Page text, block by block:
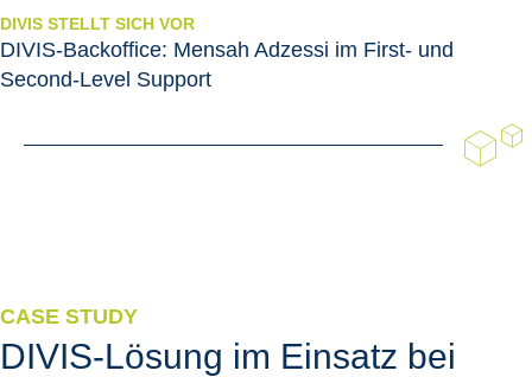
DIVIS STELLT SICH VOR
DIVIS-Backoffice: Mensah Adzessi im First- und
Second-Level Support
CASE STUDY
DIVIS-Lösung im Einsatz bei